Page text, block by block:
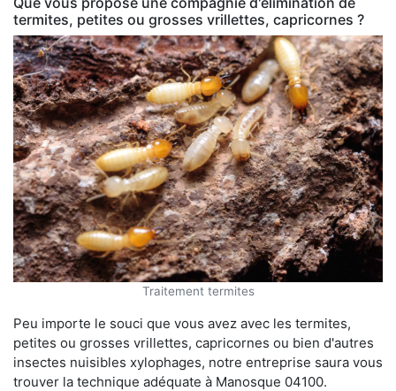
termites, petites ou grosses vrillettes, capricornes ?
Traitement termites
Peu importe le souci que vous avez avec les termites,
petites ou grosses vrillettes, capricornes ou bien d'autres
insectes nuisibles xylophages, notre entreprise saura vous
trouver la technique adéquate à Manosque 04100.